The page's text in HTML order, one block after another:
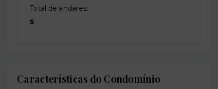
Total de andares:
5
Características do Condomínio